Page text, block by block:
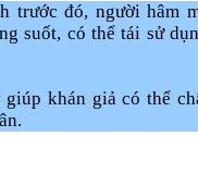
trước đó, người hâm
suốt, có thể tái sử
khán giả có thể